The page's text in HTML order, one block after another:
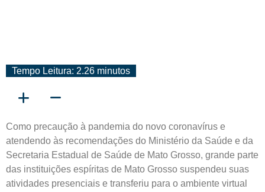
Tempo Leitura: 2.26 minutos
Como precaução à pandemia do novo coronavírus e
atendendo às recomendações do Ministério da Saúde e da
Secretaria Estadual de Saúde de Mato Grosso, grande parte
das instituições espíritas de Mato Grosso suspendeu suas
atividades presenciais e transferiu para o ambiente virtual